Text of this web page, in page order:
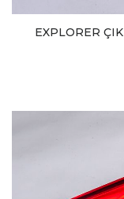
EXPLORER